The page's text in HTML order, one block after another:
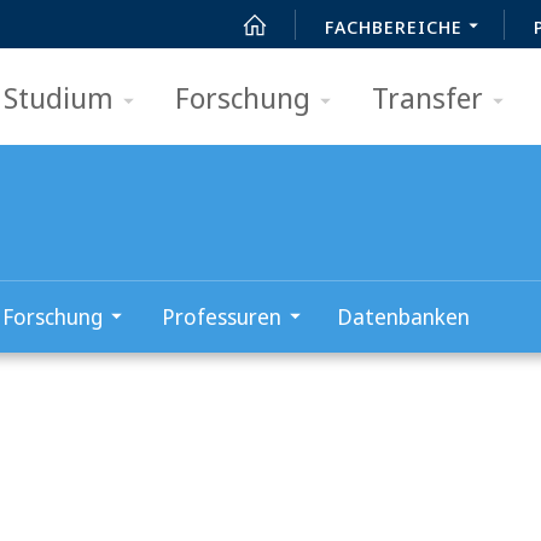
FACHBEREICHE
Studium Forschung Transfer
Forschung Professuren Datenbanken